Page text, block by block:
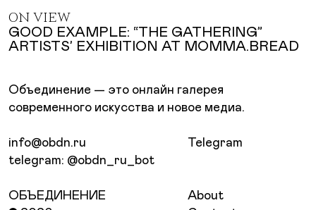
ON VIEW
GOOD EXAMPLE: “THE GATHERING”
ARTISTS’ EXHIBITION AT MOMMA.BREAD
ОБЪЕДИНЕНИЕ
Объединение — это онлайн галерея
современного искусства и новое медиа.
info@obdn.ru
telegram: @obdn_ru_bot
About
Telegram